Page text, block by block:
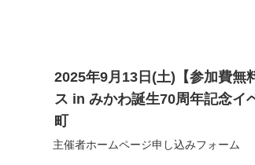
2025年9月13日(土)【参加費無
ス in みかわ誕生70周年記念
町
主催者ホームページ申し込みフォーム